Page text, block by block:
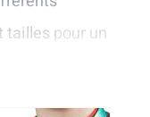
tailles pour un